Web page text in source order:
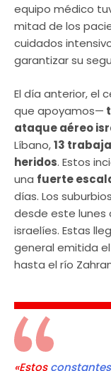
equipo médico
mitad de los
cuidados
garantizar su
​El día anterior, el
que apoyamos—
ataque aéreo
Líbano,13
heridos. Estos
una fuerte
días. Los
desde este lunes
israelíes. Estas
general emitida
hasta el río
«Estos